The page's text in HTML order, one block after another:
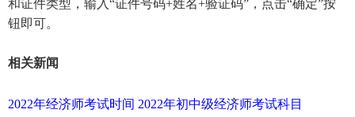
和证件类型，输入“证件号码+姓名+验证码”，点击“确定”按
钮即可。
相关新闻
2022年经济师考试时间 2022年初中级经济师考试科目